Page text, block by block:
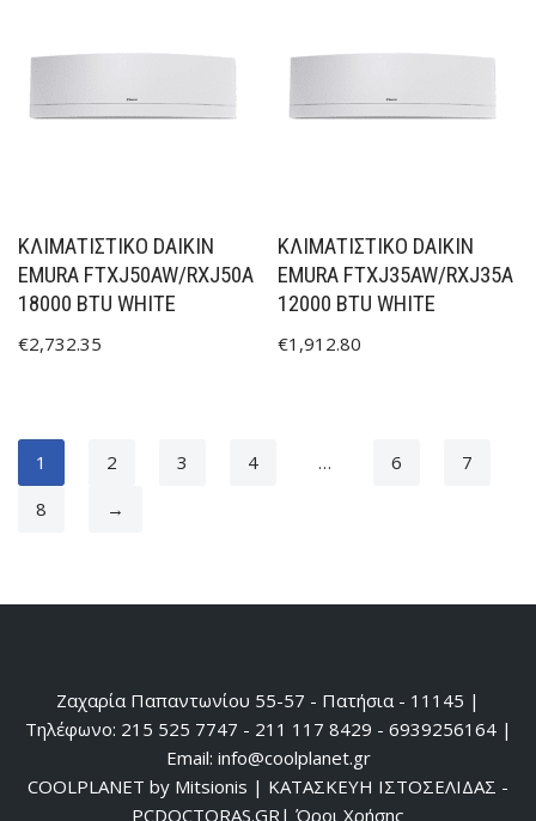
ΚΛΙΜΑΤΙΣΤΙΚΟ DAIKIN
EMURA FTXJ50AW/RXJ50A
18000 BTU WHITE
€2,732.35
ΚΛΙΜΑΤΙΣΤΙΚΟ DAIKIN
EMURA FTXJ35AW/RXJ35A
12000 BTU WHITE
€1,912.80
1 2 3 4 … 6
7
8
→
Ζαχαρία Παπαντωνίου 55-57 - Πατήσια - 11145 |
Τηλέφωνο: 215 525 7747 - 211 117 8429 - 6939256164 |
Email: info@coolplanet.gr
COOLPLANET by Mitsionis | ΚΑΤΑΣΚΕΥΗ ΙΣΤΟΣΕΛΙΔΑΣ -
PCDOCTORAS.GR | Όροι Χρήσης